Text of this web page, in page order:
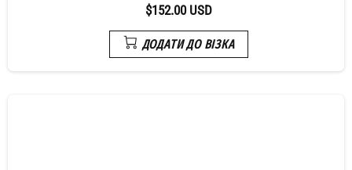
$152.00 USD
ДОДАТИ ДО ВІЗКА